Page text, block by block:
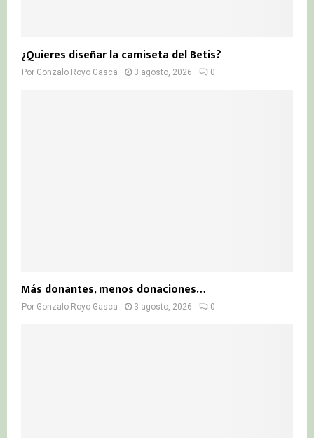
¿Quieres diseñar la camiseta del Betis?
Por Gonzalo Royo Gasca 3 agosto, 2026 0
Más donantes, menos donaciones…
Por Gonzalo Royo Gasca 3 agosto, 2026 0